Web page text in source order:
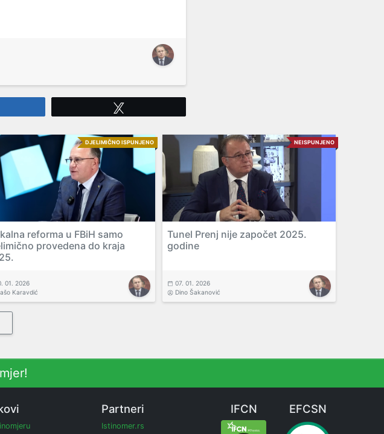
DJELIMIČNO ISPUNJENO
reforma u FBiH samo
provedena do kraja
01. 2026
Karavdić
NEISPUNJENO
Tunel Prenj nije započet 2025.
godine
07. 01. 2026
Dino Šakanović
Partneri
Istinomer.rs
IFCN EFCSN